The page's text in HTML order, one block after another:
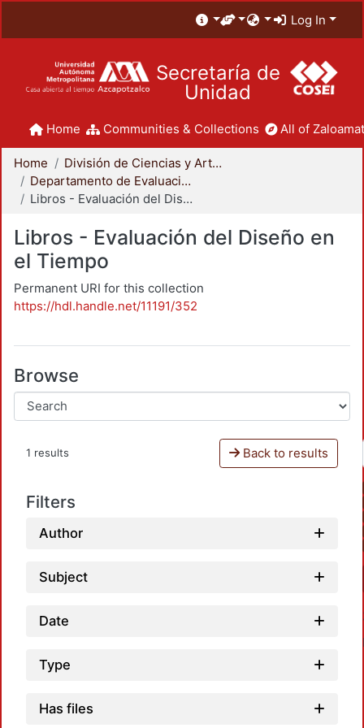
Log In
Secretaría de
Unidad
Home Communities & Collections All of
Home
División de Ciencias y Artes para el Diseño
Departamento de Evaluación del Diseño en el Tiempo
Libros - Evaluación del Diseño en el Tiempo
Libros - Evaluación del Diseño en
el Tiempo
Permanent URI for this collection
https://hdl.handle.net/11191/352
Browse
1 results Back to results
Filters
Author
Subject
Date
Type
Has files